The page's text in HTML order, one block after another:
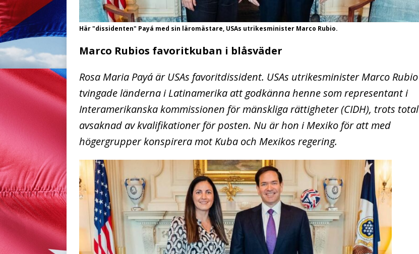
Här "dissidenten" Payá med sin läromästare, USAs utrikesminister Marco Rubio.
Marco Rubios favoritkuban i blåsväder
Rosa Maria Payá är USAs favoritdissident. USAs utrikesminister Marco Rubio
tvingade länderna i Latinamerika att godkänna henne som representant i
Interamerikanska kommissionen för mänskliga rättigheter (CIDH), trots total
avsaknad av kvalifikationer för posten. Nu är hon i Mexiko för att med
högergrupper konspirera mot Kuba och Mexikos regering.